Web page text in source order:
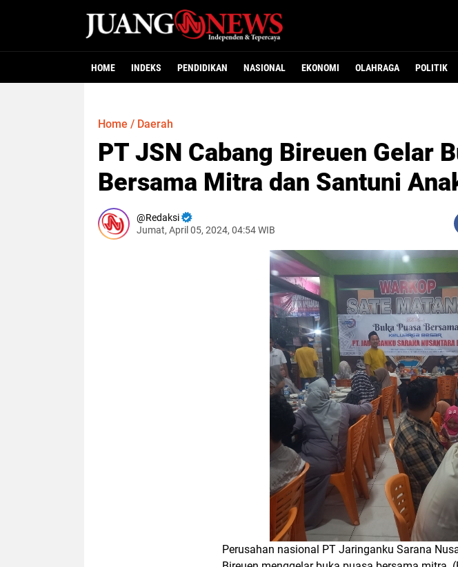
HOME INDEKS PENDIDIKAN NASIONAL EKONOMI OLAHRAGA POLITIK
Home / Daerah
PT JSN Cabang Bireuen Gelar
Bersama Mitra dan Santuni
Redaksi
Jumat, April 05, 2024, 04:54 WIB
Perusahan nasional PT Jaringanku Sarana